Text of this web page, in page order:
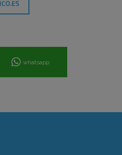
whatsapp